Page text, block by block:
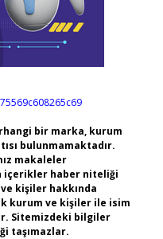
bir marka, kurum
bulunmamaktadır.
makaleler
içerikler haber niteliği
kişiler hakkında
kurum ve kişiler ile isim
Sitemizdeki bilgiler
taşımazlar.